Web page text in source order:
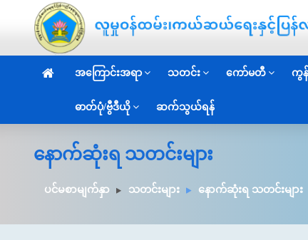
အကြောင်းအရာ သတင်း ကော်မတီ ကွန်
ဓာတ်ပုံ/ဗွီဒီယို ဆက်သွယ်ရန်
နောက်ဆုံးရ သတင်းများ
ပင်မစာမျက်နှာ သတင်းများ နောက်ဆုံးရ သတင်းများ